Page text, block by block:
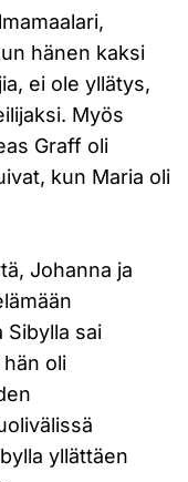
hänen kaksi
ei ole yllätys,
Myös
Graff oli
kun Maria oli
Johanna ja
Sibylla sai
oli
yllättäen